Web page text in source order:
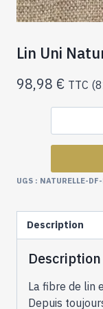
Lin Uni
98,98 € TTC (
UGS : NATURELLE-
Description
Description
La fibre de lin
Depuis